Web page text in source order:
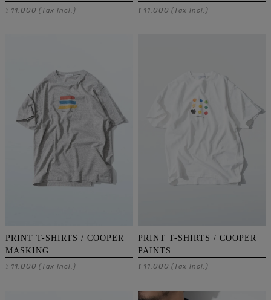
¥ 11,000 (Tax Incl.) ¥ 11,000 (Tax Incl.)
PRINT T-SHIRTS / COOPER
MASKING
¥ 11,000 (Tax Incl.)
PRINT T-SHIRTS / COOPER
PAINTS
¥ 11,000 (Tax Incl.)